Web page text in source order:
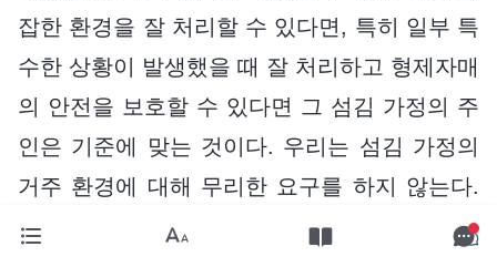
잡한 환경을 잘 처리할 수 있다면, 특히 일부 특
수한 상황이 발생했을 때 잘 처리하고 형제자매
의 안전을 보호할 수 있다면 그 섬김 가정의 주
인은 기준에 맞는 것이다. 우리는 섬김 가정의
거주 환경에 대해 무리한 요구를 하지 않는다.
안전을 보장할 수 있는 것이 가장 중요하다. 이